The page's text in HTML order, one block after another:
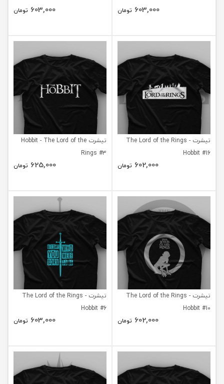
603,000 تومان 603,000 تومان
تیشرت The Lord of the Rings -
Hobbit #16
602,000 تومان
تیشرت Hobbit - The Lord of the
Rings #3
625,000 تومان
تیشرت The Lord of the Rings -
Hobbit #10
602,000 تومان
تیشرت The Lord of the Rings -
Hobbit #6
603,000 تومان